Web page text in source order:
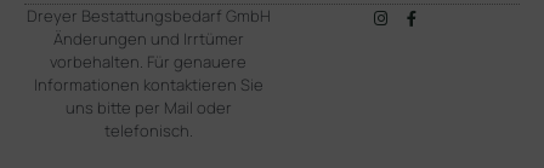
Dreyer Bestattungsbedarf GmbH
Änderungen und Irrtümer
vorbehalten. Für genauere
Informationen kontaktieren Sie
uns bitte per Mail oder
telefonisch.